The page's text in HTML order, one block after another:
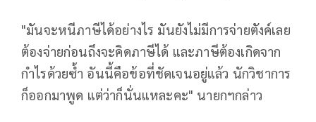
"มันจะหนีภาษีได้อย่างไร มันยังไม่มีการจ่ายตังค์เลย
ต้องจ่ายก่อนถึงจะคิดภาษีได้ และภาษีต้องเกิดจาก
กำไรด้วยซ้ำ อันนี้คือข้อที่ชัดเจนอยู่แล้ว นักวิชาการ
ก็ออกมาพูด แต่ว่าก็นั่นแหละคะ" นายกฯกล่าว